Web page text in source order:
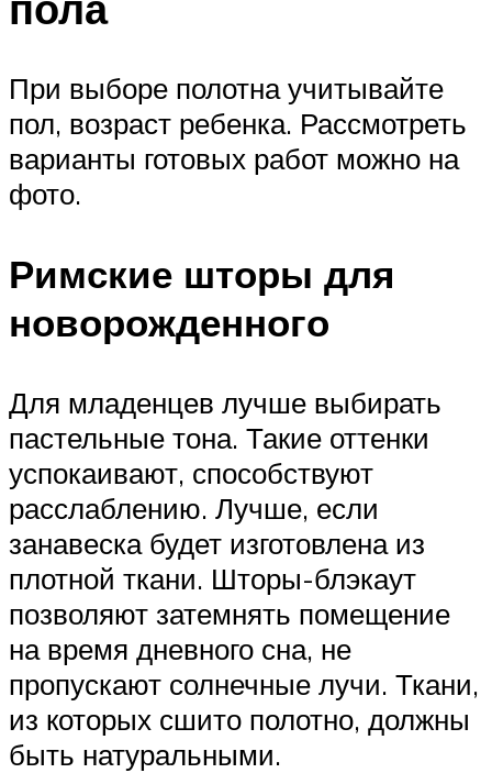
При выборе полотна учитывайте
пол, возраст ребенка. Рассмотреть
варианты готовых работ можно на
фото.
Римские шторы для
новорожденного
Для младенцев лучше выбирать
пастельные тона. Такие оттенки
успокаивают, способствуют
расслаблению. Лучше, если
занавеска будет изготовлена из
плотной ткани. Шторы-блэкаут
позволяют затемнять помещение
на время дневного сна, не
пропускают солнечные лучи. Ткани,
из которых сшито полотно, должны
быть натуральными.